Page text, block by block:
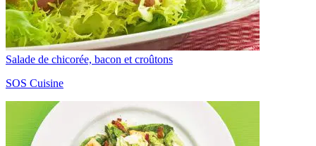
Salade de chicorée, bacon et croûtons
SOS Cuisine